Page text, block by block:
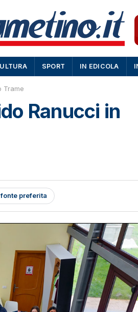
SPORT IN EDICOLA
Trame
Ranucci in
preferita